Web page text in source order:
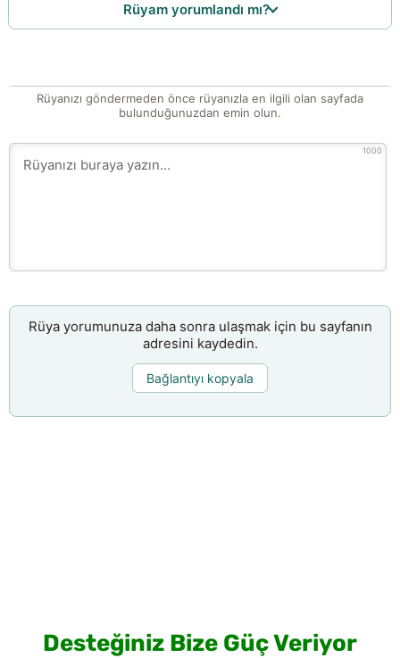
Rüyam yorumlandı mı?
Rüyanızı göndermeden önce rüyanızla en ilgili olan sayfada
bulunduğunuzdan emin olun.
1000
Rüya yorumunuza daha sonra ulaşmak için bu sayfanın
adresini kaydedin.
Bağlantıyı kopyala
Desteğiniz Bize Güç Veriyor